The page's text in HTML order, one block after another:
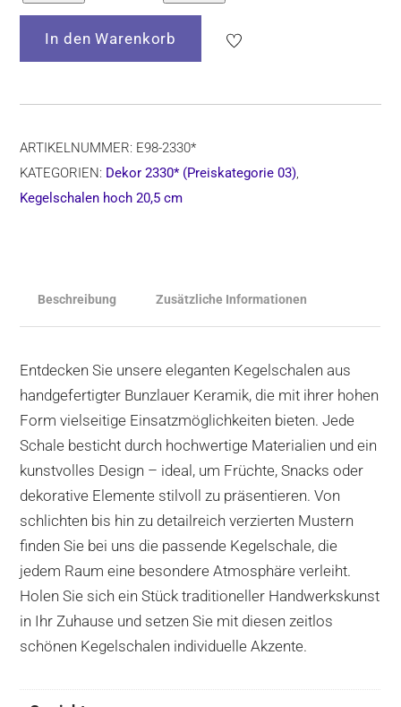
Kegelschale,
E98
Dekor
20,5
cm,
H=9
In den Warenkorb
ARTIKELNUMMER: E98-2330*
KATEGORIEN: Dekor 2330* (Preiskategorie 03),
Kegelschalen hoch 20,5 cm
Beschreibung Zusätzliche Informationen
Entdecken Sie unsere eleganten Kegelschalen aus
handgefertigter Bunzlauer Keramik, die mit ihrer hohen
Form vielseitige Einsatzmöglichkeiten bieten. Jede
Schale besticht durch hochwertige Materialien und ein
kunstvolles Design – ideal, um Früchte, Snacks oder
dekorative Elemente stilvoll zu präsentieren. Von
schlichten bis hin zu detailreich verzierten Mustern
finden Sie bei uns die passende Kegelschale, die
jedem Raum eine besondere Atmosphäre verleiht.
Holen Sie sich ein Stück traditioneller Handwerkskunst
in Ihr Zuhause und setzen Sie mit diesen zeitlos
schönen Kegelschalen individuelle Akzente.